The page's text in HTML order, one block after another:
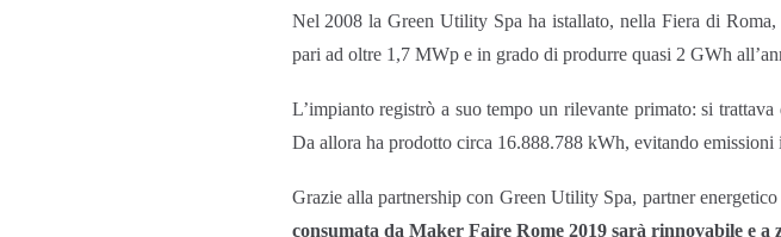
Nel 2008 la Green Utility Spa ha istallato, nella Fiera di
pari ad oltre 1,7 MWp e in grado di produrre quasi 2 GWh
L’impianto registrò a suo tempo un rilevante primato: si
Da allora ha prodotto circa 16.888.788 kWh, evitando
Grazie alla partnership con Green Utility Spa, partner
consumata da Maker Faire Rome 2019 sarà rinnovabile e a